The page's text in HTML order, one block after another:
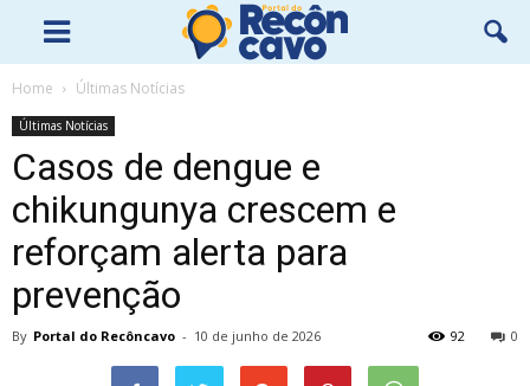
Home Últimas Notícias
Últimas Notícias
Casos de dengue e
chikungunya crescem e
reforçam alerta para
prevenção
By Portal do Recôncavo - 10 de junho de 2026 0
92